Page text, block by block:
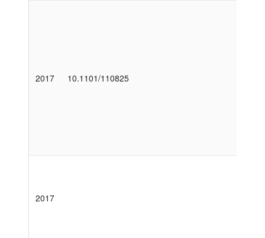
2017 10.1101/110825
2017